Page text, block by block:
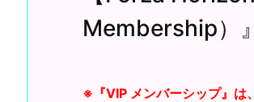
Membership）
※『VIP メンバーシップ』は